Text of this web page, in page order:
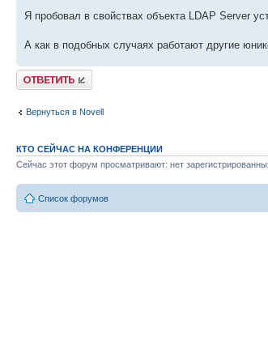
Я пробовал в свойствах объекта LDAP Server
А как в подобных случаях работают другие
Ответить
Вернуться в Novell
КТО СЕЙЧАС НА КОНФЕРЕНЦИИ
Сейчас этот форум просматривают: нет
Список форумов